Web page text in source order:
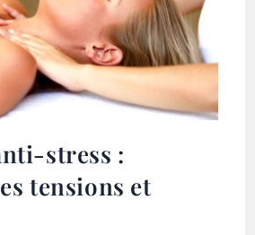
stress :
tensions et